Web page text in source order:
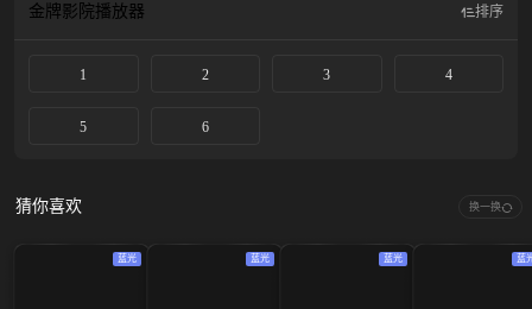
金牌影院播放器 排序
1 2 3 4
5 6
猜你喜欢 换一换
蓝光 蓝光 蓝光 蓝